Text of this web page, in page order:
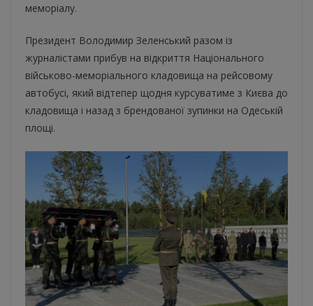
меморіалу.
Президент Володимир Зеленський разом із
журналістами прибув на відкриття Національного
військово-меморіального кладовища на рейсовому
автобусі, який відтепер щодня курсуватиме з Києва до
кладовища і назад з брендованої зупинки на Одеській
площі.